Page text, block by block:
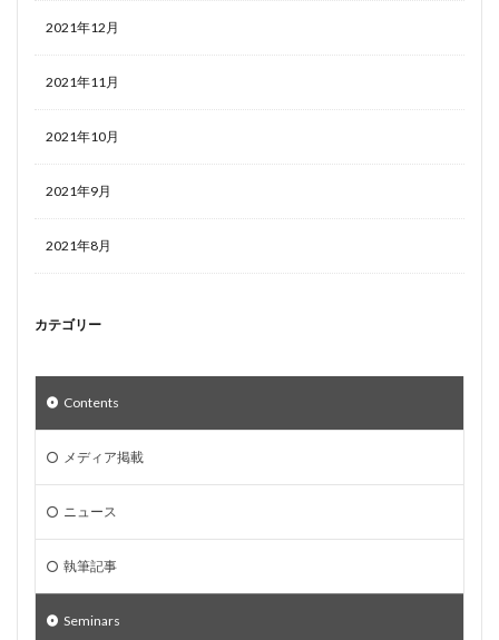
2021年12月
2021年11月
2021年10月
2021年9月
2021年8月
カテゴリー
Contents
メディア掲載
ニュース
執筆記事
Seminars